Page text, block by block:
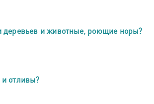
деревьев и животные, роющие норы?
отливы?